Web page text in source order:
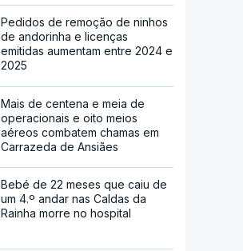
Pedidos de remoção de ninhos
de andorinha e licenças
emitidas aumentam entre 2024 e
2025
Mais de centena e meia de
operacionais e oito meios
aéreos combatem chamas em
Carrazeda de Ansiães
Bebé de 22 meses que caiu de
um 4.º andar nas Caldas da
Rainha morre no hospital